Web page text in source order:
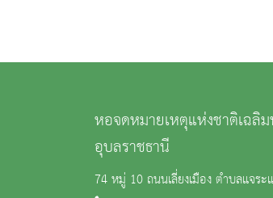
หอจดหมายเหตุแห่งชาติเฉลิ
อุบลราชธานี
74 หมู่ 10 ถนนเลี่ยงเมือง ตำบลแจร